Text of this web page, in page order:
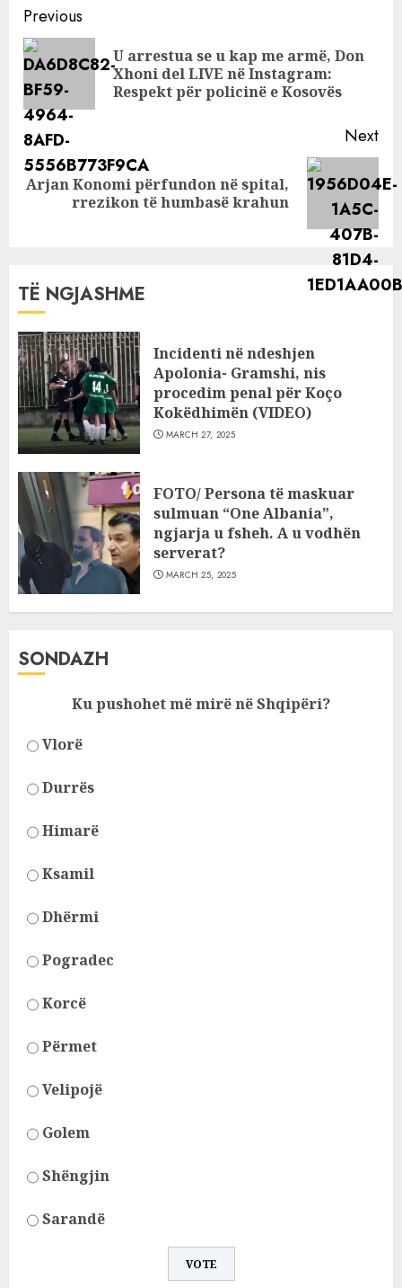
së Dafina Zeqirit?
Continue
Reading
Previous
U arrestua se u kap me armë, Don
Xhoni del LIVE në Instagram:
Respekt për policinë e Kosovës
Next
Next
Arjan Konomi përfundon në spital,
rrezikon të humbasë krahun
TË NGJASHME
Incidenti në ndeshjen
Apolonia- Gramshi, nis
procedim penal për Koço
Kokëdhimën (VIDEO)
MARCH 27, 2025
FOTO/ Persona të maskuar
sulmuan “One Albania”,
ngjarja u fsheh. A u vodhën
serverat?
MARCH 25, 2025
SONDAZH
Ku pushohet më mirë në Shqipëri?
Vlorë
Durrës
Himarë
Ksamil
Dhërmi
Pogradec
Korcë
Përmet
Velipojë
Golem
Shëngjin
Sarandë